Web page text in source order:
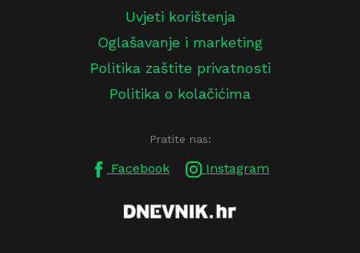
Uvjeti korištenja
Oglašavanje i marketing
Politika zaštite privatnosti
Politika o kolačićima
Pratite nas:
Facebook Instagram